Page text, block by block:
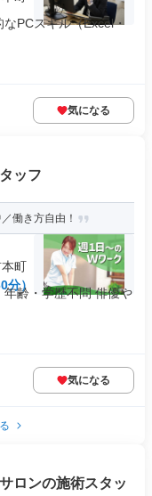
PCスキル（Excel・
気になる
ッフ
働き方自由！
町
）
齢・学歴不問 俳優や
気になる
ロンの施術スタッ